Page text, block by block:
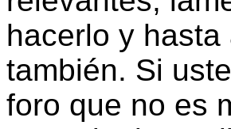
hacerlo y
también. Si
foro que no es